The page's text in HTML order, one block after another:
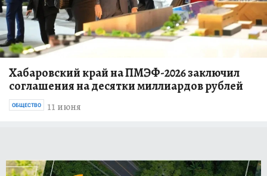
Хабаровский край на ПМЭФ-2026 заключил
соглашения на десятки миллиардов рублей
11 июня
ОБЩЕСТВО